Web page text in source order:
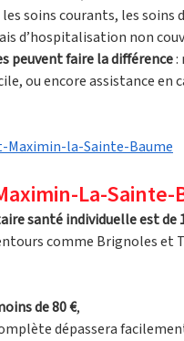
soins courants, les soins
d’hospitalisation non
peuvent faire la différence :
ou encore assistance en
Maximin-la-Sainte-Baume
La-Sainte-
santé individuelle est de
comme Brignoles et
de 80 €,
dépassera